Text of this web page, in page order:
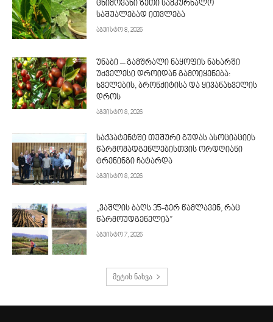
ცხიმოვანი ზეთი სამკურნალო
საშუალებად ითვლება
აგვისტო 8, 2026
უნაბი – გამშრალი ნაყოფის ნახარში
უძველესი დროიდან გამოიყენება:
ხველების, ბრონქიტისა და ყივანახველის
დროს
აგვისტო 8, 2026
საქპატენტში თუშური გუდას ასოციაციის
წარმომადგენლებისთვის ორდღიანი
ტრენინგი ჩატარდა
აგვისტო 8, 2026
„ვაშლის ბაღს 35-ჯერ წამლავენ, რაც
წარმოუდგენელია”
აგვისტო 7, 2026
მეტის ნახვა